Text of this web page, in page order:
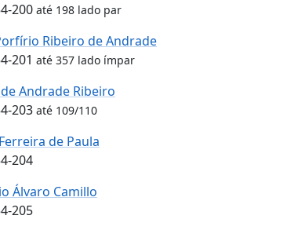
200 até 198 lado par
Ribeiro de Andrade
201 até 357 lado ímpar
Andrade Ribeiro
203 até 109/110
de Paula
204
Álvaro Camillo
205